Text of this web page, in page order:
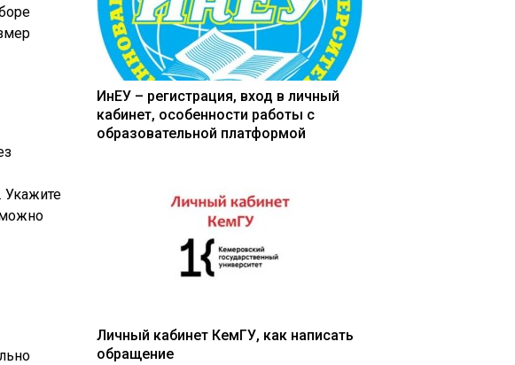
Укажите
ИнЕУ – регистрация, вход в личный
кабинет, особенности работы с
образовательной платформой
Личный кабинет КемГУ, как написать
обращение